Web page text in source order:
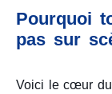
Pourquoi
pas sur
Voici le cœur du